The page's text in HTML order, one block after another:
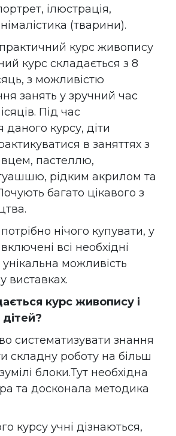
ілюстрація,
(тварини).
курс живопису
курс складається з 8
з можливістю
занять у зручний час
Під час
курсу, діти
в заняттях з
пастеллю,
рідким акрилом та
багато цікавого з
нічого купувати, у
всі необхідні
можливість
виставках.
курс живопису і
систематизувати знання
складну роботу на більш
блоки.Тут необхідна
та досконала методика
курсу учні дізнаються,